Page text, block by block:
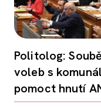
Politolog:
voleb s
pomoct hnutí